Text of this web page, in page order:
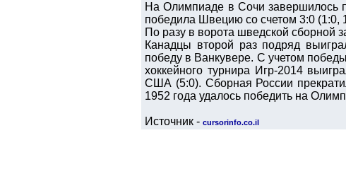
На Олимпиаде в Сочи завершилось
победила Швецию со счетом 3:0 (1:0,
По разу в ворота шведской сборной
Канадцы второй раз подряд
победу в Ванкувере. С учетом
хоккейного турнира Игр-2014
США (5:0). Сборная России
1952 года удалось победить на
Источник - cursorinfo.co.il